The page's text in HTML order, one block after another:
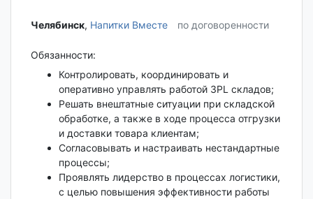
Челябинск‎, Напитки Вместе по договоренности
Обязанности:
Контролировать, координировать и
оперативно управлять работой 3PL складов;
Решать внештатные ситуации при складской
обработке, а также в ходе процесса отгрузки
и доставки товара клиентам;
Согласовывать и настраивать нестандартные
процессы;
Проявлять лидерство в процессах логистики,
с целью повышения эффективности работы